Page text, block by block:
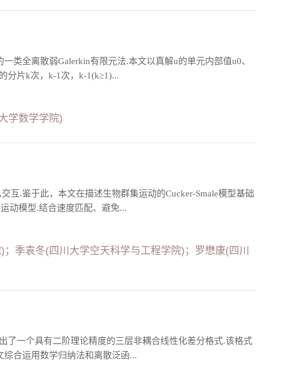
类全离散弱Galerkin有限元法.本文以真解u的单元内部值u0、
分片k次，k-1次，k-1(k≥1)...
学数学学院)
互.鉴于此，本文在描述生物群集运动的Cucker-Smale模型基础
动模型.结合速度匹配、避免...
季袁冬(四川大学空天科学与工程学院)；罗懋康(四川
了一个具有二阶理论精度的三层非耦合线性化差分格式.该格式
合运用数学归纳法和离散泛函...